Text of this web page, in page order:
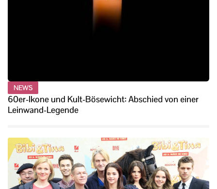
NEWS
60er-Ikone und Kult-Bösewicht: Abschied von einer
Leinwand-Legende